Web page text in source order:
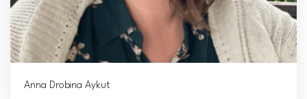
Anna Drobina Aykut